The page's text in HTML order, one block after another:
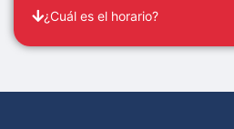
¿Cuál es el horario?